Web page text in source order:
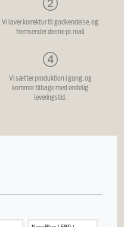
Vi laver korrektur til godkendelse, og
fremsender denne pr. mail
Vi sætter produktion i gang, og
kommer tilbage med endelig
leveringstid.